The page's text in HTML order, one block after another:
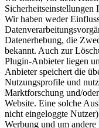
Sicherheitseinstellungen
Wir haben weder
Datenerhebung, die
bekannt. Auch zur
Plugin-Anbieter liegen
Anbieter speichert die
Nutzungsprofile und
Marktforschung und/
Website. Eine solche
nicht eingeloggte
Werbung und um